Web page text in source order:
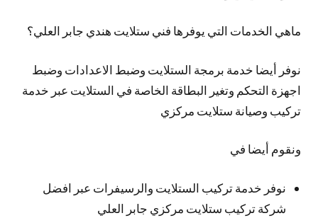
ماهي الخدمات التي يوفرها فني ستلايت هندي جابر العلي؟
نوفر أيضا خدمة برمجة الستلايت وضبط الاعدادات وضبط
اجهزة التحكم وتغير البطاقة الخاصة في الستلايت عبر خدمة
تركيب وصيانة ستلايت مركزي
ونقوم أيضا في
نوفر خدمة تركيب الستلايت والرسيفرات عبر افضل
شركة تركيب ستلايت مركزي جابر العلي